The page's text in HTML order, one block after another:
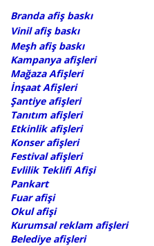
Branda afiş baskı
Vinil afiş baskı
Meşh afiş baskı
Kampanya afişleri
Mağaza Afişleri
İnşaat Afişleri
Şantiye afişleri
Tanıtım afişleri
Etkinlik afişleri
Konser afişleri
Festival afişleri
Evlilik Teklifi Afişi
Pankart
Fuar afişi
Okul afişi
Kurumsal reklam afişleri
Belediye afişleri